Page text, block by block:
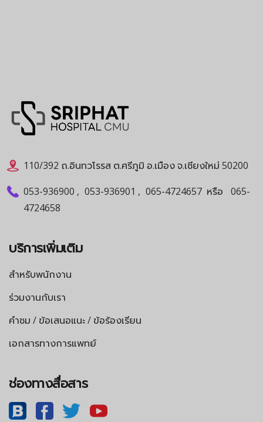
110/392 ถ.อินทวโรรส ต.ศรีภูมิ อ.เมือง จ.เชียงใหม่ 50200
053-936900 , 053-936901 , 065-4724657 หรือ
065-
4724658
บริการเพิ่มเติม
สำหรับพนักงาน
ร่วมงานกับเรา
คำชม / ข้อเสนอแนะ / ข้อร้องเรียน
เอกสารทางการแพทย์
ช่องทางสื่อสาร